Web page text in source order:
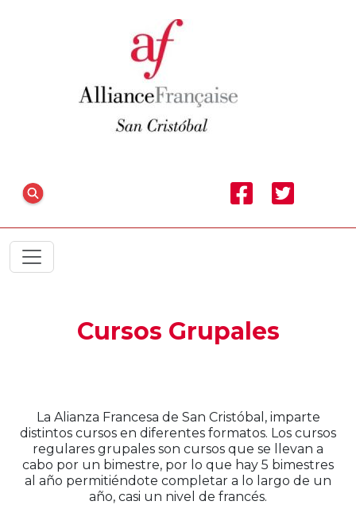
Cursos Grupales
La Alianza Francesa de San Cristóbal, imparte
distintos cursos en diferentes formatos. Los cursos
regulares grupales son cursos que se llevan a
cabo por un bimestre, por lo que hay 5 bimestres
al año permitiéndote completar a lo largo de un
año, casi un nivel de francés.